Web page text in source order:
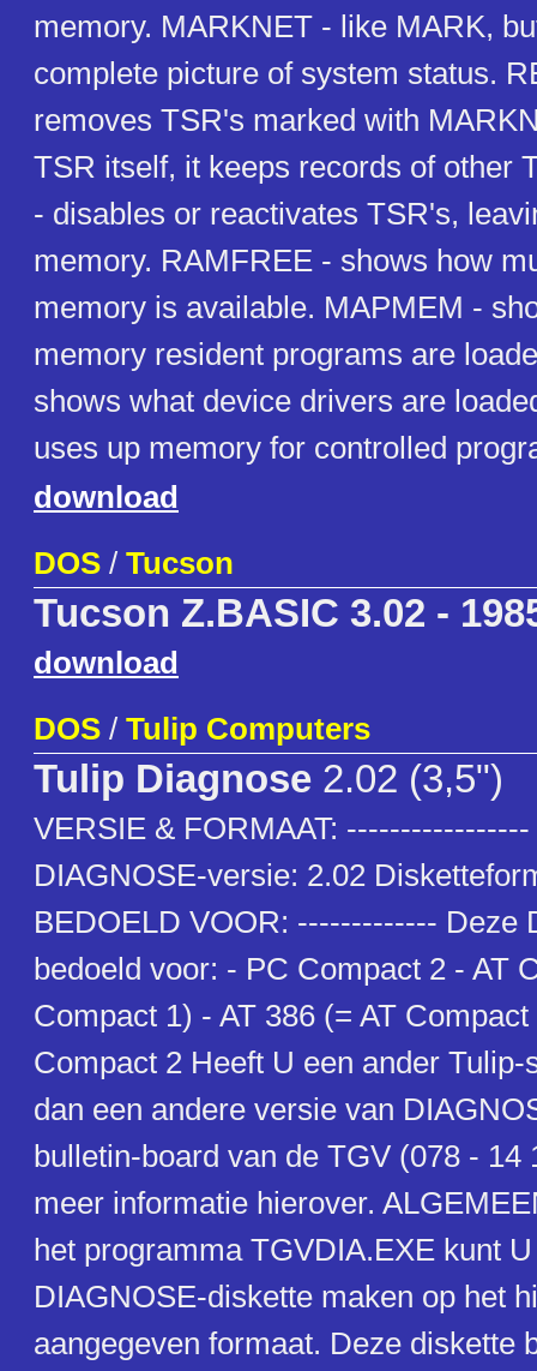
memory. MARKNET - like MARK,
complete picture of system status.
removes TSR's marked with
TSR itself, it keeps records of other
- disables or reactivates TSR's,
memory. RAMFREE - shows how
memory is available. MAPMEM -
memory resident programs are
shows what device drivers are
uses up memory for controlled
download
DOS / Tucson
Tucson Z.BASIC 3.02 -
download
DOS / Tulip Computers
Tulip Diagnose 2.02 (3,5")
VERSIE & FORMAAT:
DIAGNOSE-versie: 2.02
BEDOELD VOOR: ------------- Deze
bedoeld voor: - PC Compact 2 - AT
Compact 1) - AT 386 (= AT Compact
Compact 2 Heeft U een ander
dan een andere versie van
bulletin-board van de TGV (078 - 14
meer informatie hierover.
het programma TGVDIA.EXE kunt
DIAGNOSE-diskette maken op het
aangegeven formaat. Deze diskette